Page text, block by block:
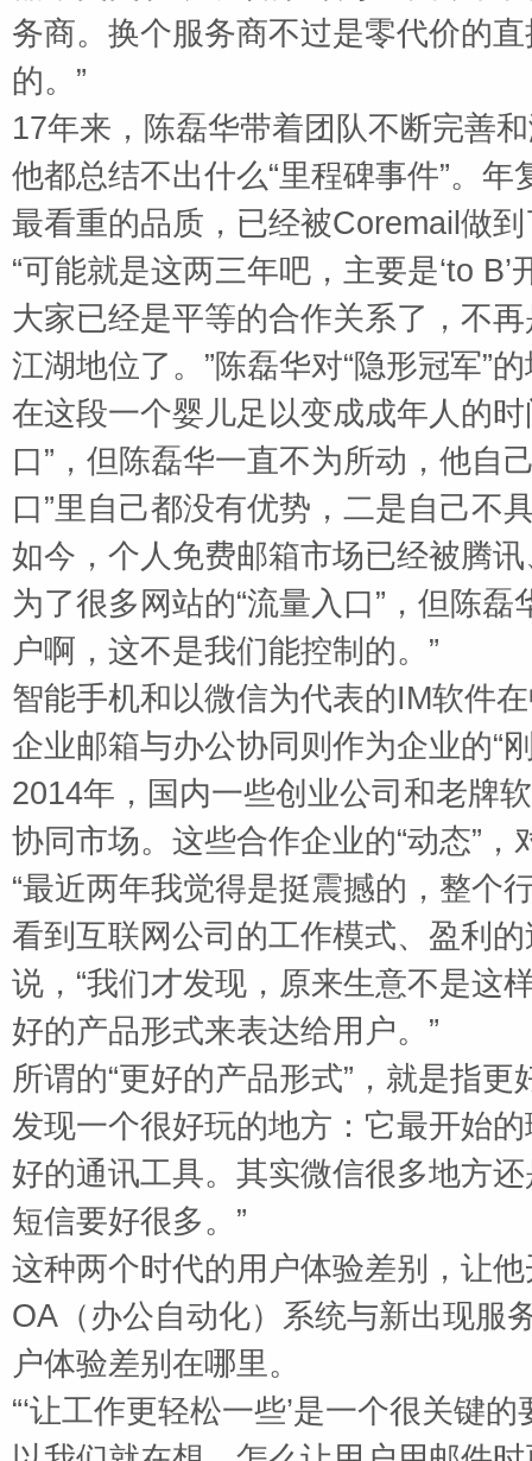
务商。换个服务商不过是零代价的
的。”
17年来，陈磊华带着团队不断完善
他都总结不出什么“里程碑事件”。年
最看重的品质，已经被Coremail 做
“可能就是这两三年吧，主要是‘to B’
大家已经是平等的合作关系了，不
江湖地位了。”陈磊华对“隐形冠军”
在这段一个婴儿足以变成成年人的
口”，但陈磊华一直不为所动，他自
口”里自己都没有优势，二是自己不
如今，个人免费邮箱市场已经被腾
为了很多网站的“流量入口”，但陈
户啊，这不是我们能控制的。”
智能手机和以微信为代表的IM软件
企业邮箱与办公协同则作为企业的“
2014年，国内一些创业公司和老牌
协同市场。这些合作企业的“动态”
“最近两年我觉得是挺震撼的，整个
看到互联网公司的工作模式、盈利
说，“我们才发现，原来生意不是这
好的产品形式来表达给用户。”
所谓的“更好的产品形式”，就是指
发现一个很好玩的地方：它最开始
好的通讯工具。其实微信很多地方
短信要好很多。”
这种两个时代的用户体验差别，让
OA （办公自动化）系统与新出现服
户体验差别在哪里。
“‘让工作更轻松一些’是一个很关键